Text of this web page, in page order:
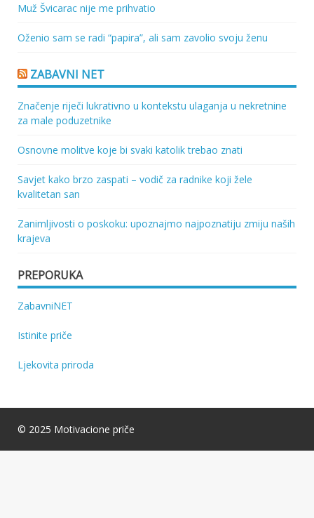
Muž Švicarac nije me prihvatio
Oženio sam se radi “papira”, ali sam zavolio svoju ženu
ZABAVNI NET
Značenje riječi lukrativno u kontekstu ulaganja u nekretnine
za male poduzetnike
Osnovne molitve koje bi svaki katolik trebao znati
Savjet kako brzo zaspati – vodič za radnike koji žele
kvalitetan san
Zanimljivosti o poskoku: upoznajmo najpoznatiju zmiju naših
krajeva
PREPORUKA
ZabavniNET
Istinite priče
Ljekovita priroda
© 2025 Motivacione priče